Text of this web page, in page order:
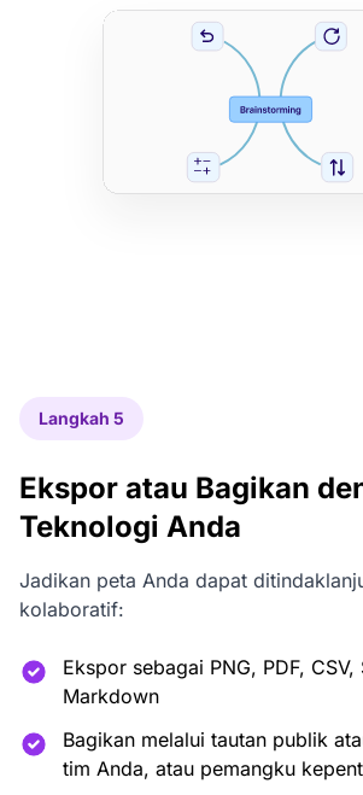
Langkah 5
Ekspor atau Bagikan
Teknologi Anda
Jadikan peta Anda dapat
kolaboratif:
Ekspor sebagai PNG, PDF, CSV,
Markdown
Bagikan melalui tautan publik
tim Anda, atau pemangku